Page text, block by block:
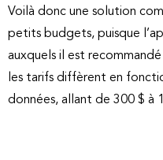
Voilà donc une solution
petits budgets, puisque
auxquels il est
les tarifs diffèrent en
données, allant de 300 $ à